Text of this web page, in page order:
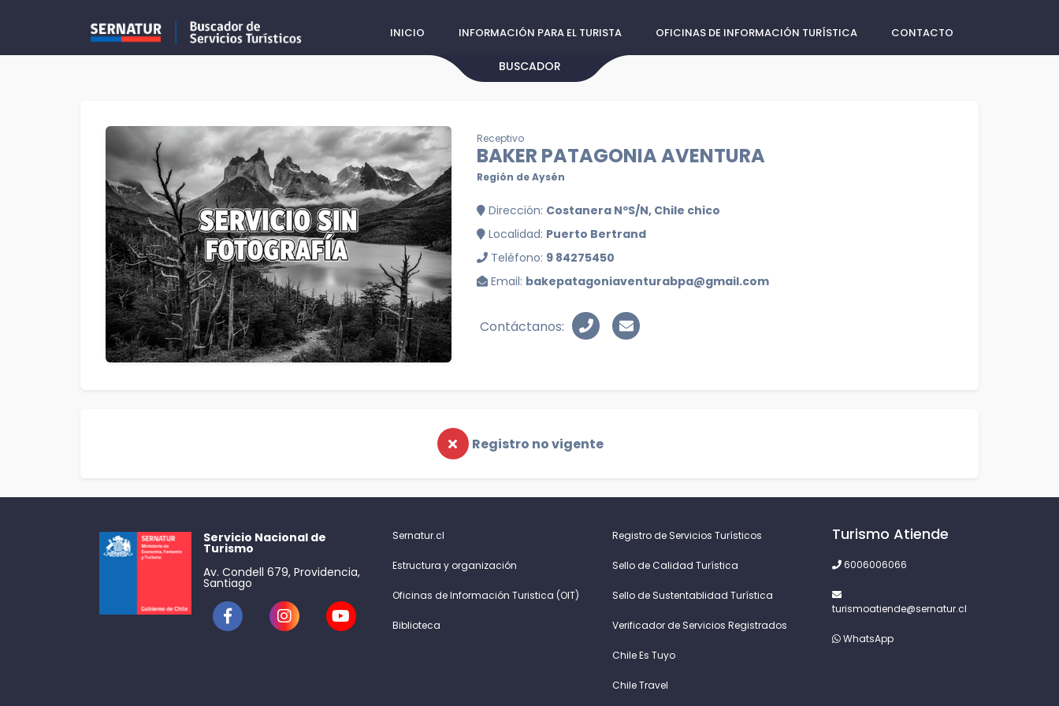
INICIO INFORMACIÓN PARA EL TURISTA OFICINAS DE INFORMACIÓN TURÍSTICA CONTACTO
BUSCADOR
Receptivo
BAKER PATAGONIA AVENTURA
Región de Aysén
Dirección: Costanera NºS/N, Chile chico
Localidad: Puerto Bertrand
Teléfono: 9 84275450
Email: bakepatagoniaventurabpa@gmail.com
Contáctanos:
Registro no vigente
Servicio Nacional de
Turismo
Av. Condell 679, Providencia,
Santiago
Sernatur.cl
Estructura y organización
Oficinas de Información Turistica (OIT)
Biblioteca
Registro de Servicios Turísticos
Sello de Calidad Turística
Sello de Sustentablidad Turística
Verificador de Servicios Registrados
Chile Es Tuyo
Chile Travel
Turismo Atiende
6006006066
turismoatiende@sernatur.cl
WhatsApp